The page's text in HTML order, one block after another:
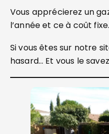
Vous apprécierez un
l’année et ce à coût fixe.
Si vous êtes sur notre
hasard… Et vous le